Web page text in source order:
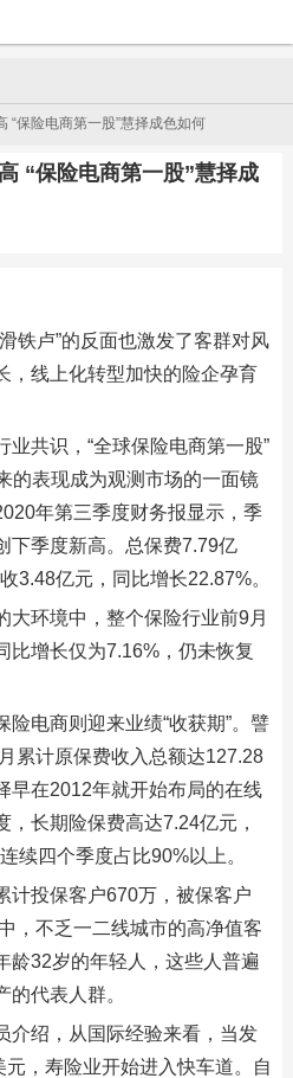
“保险电商第一股”慧择成色如何
“保险电商第一股”慧择成
铁卢”的反面也激发了客群对风
，线上化转型加快的险企孕育
业共识，“全球保险电商第一股”
的表现成为观测市场的一面镜
年第三季度财务报显示，季
下季度新高。总保费7.79亿
3.48亿元，同比增长22.87%。
大环境中，整个保险行业前9月
比增长仅为7.16%，仍未恢复
险电商则迎来业绩“收获期”。譬
累计原保费收入总额达127.28
早在2012年就开始布局的在线
，长期险保费高达7.24亿元，
续四个季度占比90%以上。
计投保客户670万，被保客户
，不乏一二线城市的高净值客
龄32岁的年轻人，这些人普遍
代表人群。
介绍，从国际经验来看，当发
，寿险业开始进入快车道。自